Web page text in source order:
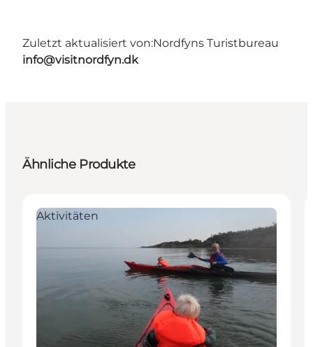
Zuletzt aktualisiert von:Nordfyns Turistbureau
info@visitnordfyn.dk
Ähnliche Produkte
Aktivitäten